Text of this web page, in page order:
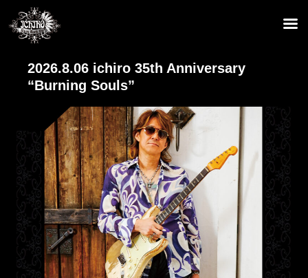
2026.8.06 ichiro 35th Anniversary
“Burning Souls”